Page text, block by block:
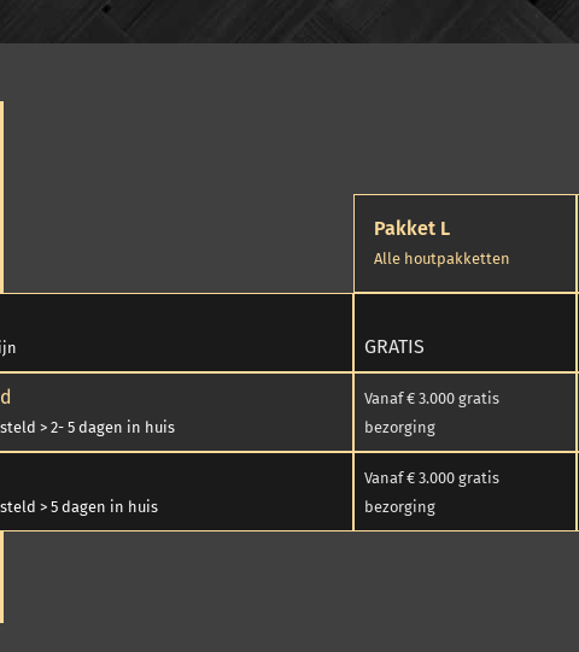
Pakket L
Alle houtpakketten
GRATIS
> 2- 5 dagen in huis
Vanaf € 3.000 gratis
bezorging
> 5 dagen in huis
Vanaf € 3.000 gratis
bezorging